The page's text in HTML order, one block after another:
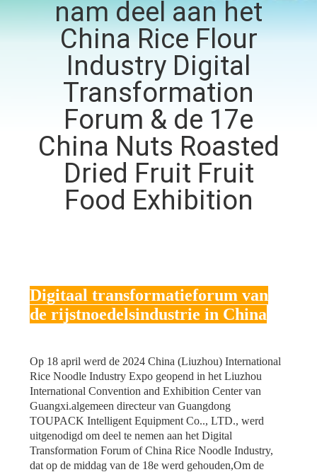
KWALITEITSCONTROLE
CONTACT
ONS
VRAAG
OFFERTE
SITEMAP
PRIVACYBELEID
nam deel aan het
China Rice Flour
Industry Digital
Transformation
Forum & de 17e
China Nuts Roasted
Dried Fruit Fruit
Food Exhibition
Digitaal transformatieforum van
de rijstnoedelsindustrie in China
Op 18 april werd de 2024 China (Liuzhou) International
Rice Noodle Industry Expo geopend in het Liuzhou
International Convention and Exhibition Center van
Guangxi.algemeen directeur van Guangdong
TOUPACK Intelligent Equipment Co.., LTD., werd
uitgenodigd om deel te nemen aan het Digital
Transformation Forum of China Rice Noodle Industry,
dat op de middag van de 18e werd gehouden,Om de